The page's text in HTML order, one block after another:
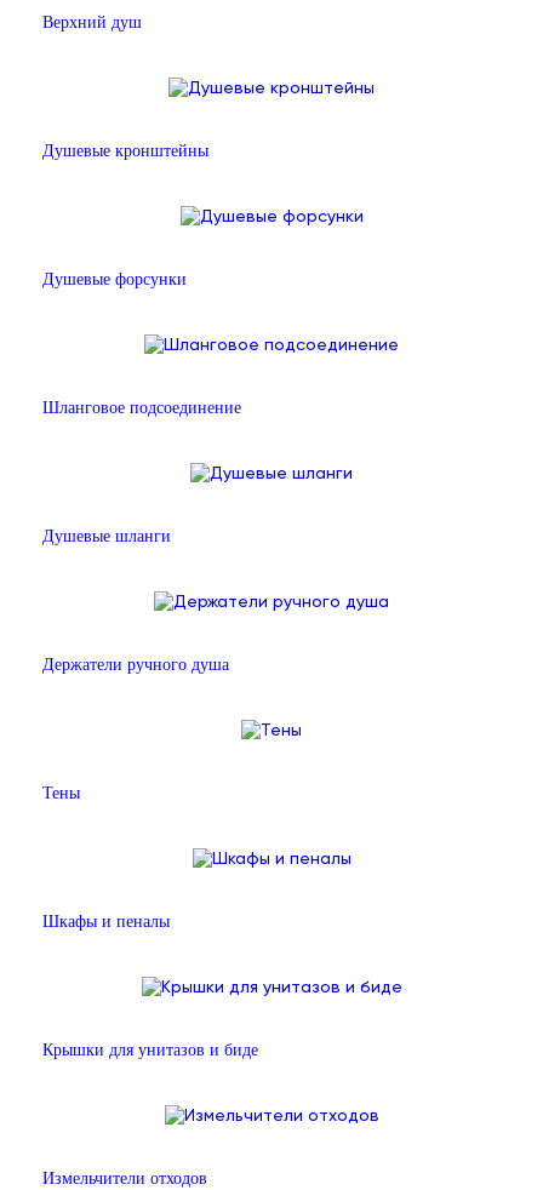
Верхний душ
Душевые кронштейны
Душевые форсунки
Шланговое подсоединение
Душевые шланги
Держатели ручного душа
Тены
Шкафы и пеналы
Крышки для унитазов и биде
Измельчители отходов